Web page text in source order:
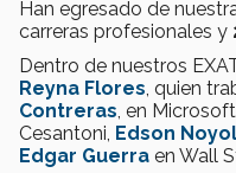
Han egresado de
carreras profesionales y
Dentro de nuestros
Reyna Flores , quien
Contreras , en Microsoft,
Cesantoni, Edson
Edgar Guerra en Wall